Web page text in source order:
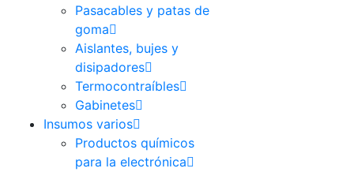
Pasacables y patas de
goma
Aislantes, bujes y
disipadores
Termocontraíbles
Gabinetes
Insumos varios
Productos químicos
para la electrónica